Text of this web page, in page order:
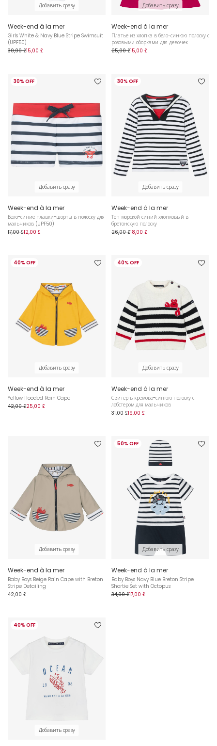
Добавить сразу
Week-end à la mer
Girls White & Navy Blue Stripe Swimsuit
(UPF50)
30,00 £15,00 £
Добавить сразу
Week-end à la mer
Платье из хлопка в бело-синюю полоску с
розовыми оборками для девочек
25,00 £15,00 £
30% OFF
Добавить сразу
Week-end à la mer
Бело-синие плавки-шорты в полоску для
мальчиков (UPF50)
17,00 £12,00 £
30% OFF
Добавить сразу
Week-end à la mer
Топ морской синий хлопковый в
бретонскую полоску
26,00 £18,00 £
40% OFF
Добавить сразу
Week-end à la mer
Yellow Hooded Rain Cape
42,00 £25,00 £
40% OFF
Добавить сразу
Week-end à la mer
Свитер в кремово-синюю полоску с
лобстером для мальчиков
31,00 £19,00 £
Добавить сразу
Week-end à la mer
Baby Boys Beige Rain Cape with Breton
Stripe Detailing
42,00 £
50% OFF
Добавить сразу
Week-end à la mer
Baby Boys Navy Blue Breton Stripe
Shortie Set with Octopus
34,00 £17,00 £
40% OFF
Добавить сразу